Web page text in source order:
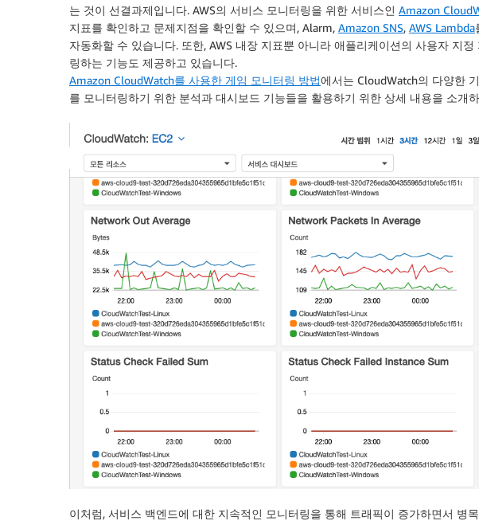
는 것이 선결과제입니다. AWS의 서비스 모니터링을 위한 서비스인 Amazon
지표를 확인하고 문제지점을 확인할 수 있으며, Alarm, Amazon SNS, AWS Lambda
자동화할 수 있습니다. 또한, AWS 내장 지표뿐 아니라 애플리케이션의 사용자 지
링하는 기능도 제공하고 있습니다.
Amazon CloudWatch를 사용한 게임 모니터링 방법에서는 CloudWatch의 다양한
를 모니터링하기 위한 분석과 대시보드 기능들을 활용하기 위한 상세 내용을 소개
이처럼, 서비스 백엔드에 대한 지속적인 모니터링을 통해 트래픽이 증가하면서 병